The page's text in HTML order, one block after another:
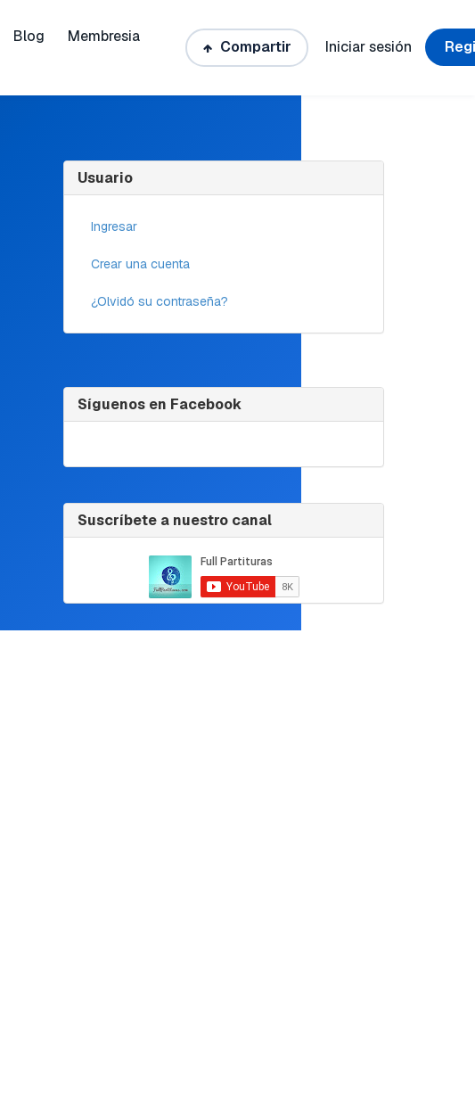
Blog Membresia
Compartir Iniciar sesión
Usuario
Ingresar
Crear una cuenta
¿Olvidó su contraseña?
Síguenos en Facebook
Suscríbete a nuestro canal